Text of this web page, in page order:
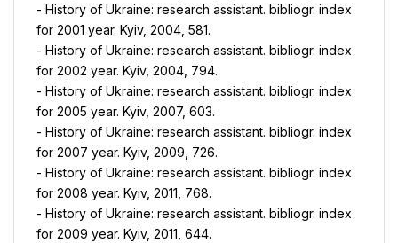
- History of Ukraine: research assistant. bibliogr. index
for 2001 year. Kyiv, 2004, 581.
- History of Ukraine: research assistant. bibliogr. index
for 2002 year. Kyiv, 2004, 794.
- History of Ukraine: research assistant. bibliogr. index
for 2005 year. Kyiv, 2007, 603.
- History of Ukraine: research assistant. bibliogr. index
for 2007 year. Kyiv, 2009, 726.
- History of Ukraine: research assistant. bibliogr. index
for 2008 year. Kyiv, 2011, 768.
- History of Ukraine: research assistant. bibliogr. index
for 2009 year. Kyiv, 2011, 644.